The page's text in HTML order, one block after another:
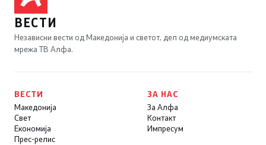
ВЕСТИ
Независни вести од Македонија и светот, дел од медиумската
мрежа ТВ Алфа.
ВЕСТИ
Македонија
Свет
Економија
Прес-релис
ЗА НАС
За Алфа
Контакт
Импресум